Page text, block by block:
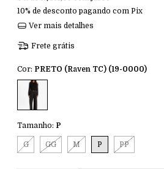
10% de desconto pagando com Pix
Ver mais detalhes
Frete grátis
Cor: PRETO (Raven TC) (19-0000)
Tamanho: P
G GG M P PP